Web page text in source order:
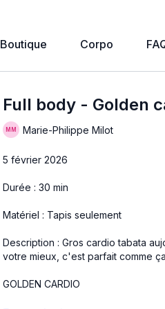
Boutique Corpo
Full body - Golden
Marie-Philippe Milot
5 février 2026
Durée : 30 min
Matériel : Tapis seulement
Description : Gros cardio tabata
votre mieux, c'est parfait comme
GOLDEN CARDIO